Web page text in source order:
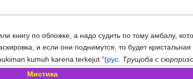
книгу по обложке, а надо судить по тому амбалу,
и если они поднимутся, то будет
kumuh karena terkejut "(рус. Трущоба с
Мистика